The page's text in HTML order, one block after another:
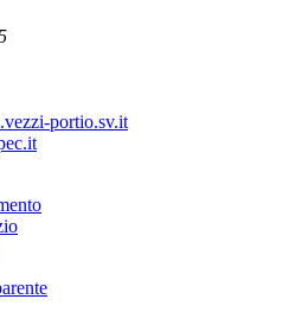
portio.sv.it